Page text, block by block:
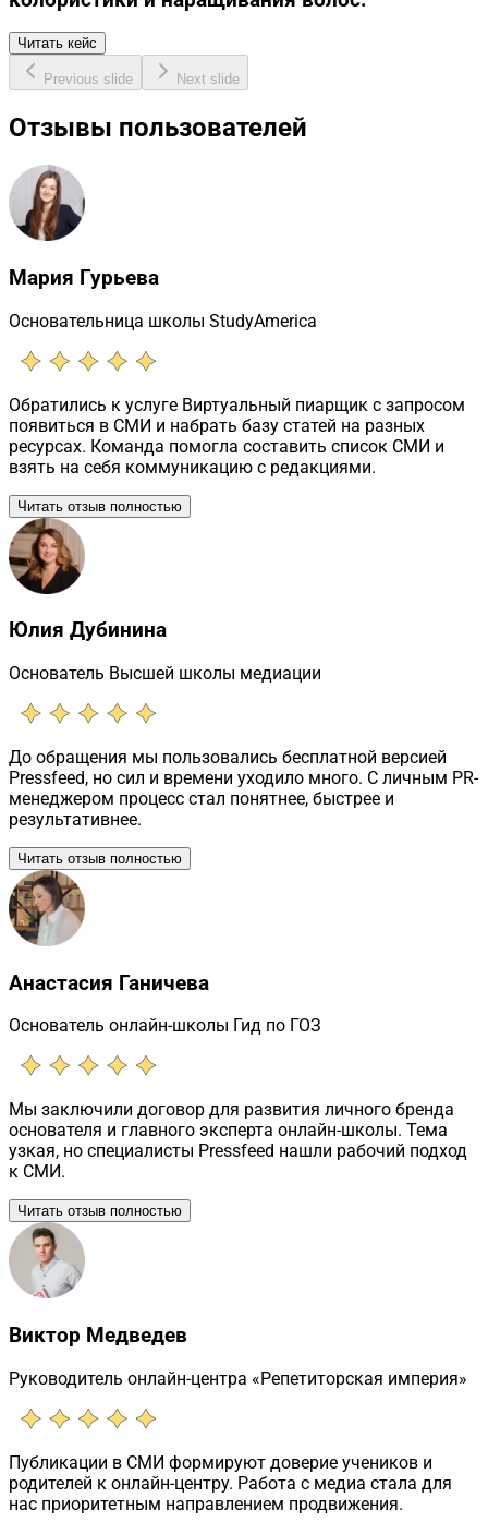
Читать кейс
Previous slide Next slide
Отзывы пользователей
Мария Гурьева
Основательница школы StudyAmerica
Обратились к услуге Виртуальный пиарщик с запросом
появиться в СМИ и набрать базу статей на разных
ресурсах. Команда помогла составить список СМИ и
взять на себя коммуникацию с редакциями.
Читать отзыв полностью
Юлия Дубинина
Основатель Высшей школы медиации
До обращения мы пользовались бесплатной версией
Pressfeed, но сил и времени уходило много. С личным PR-
менеджером процесс стал понятнее, быстрее и
результативнее.
Читать отзыв полностью
Анастасия Ганичева
Основатель онлайн-школы Гид по ГОЗ
Мы заключили договор для развития личного бренда
основателя и главного эксперта онлайн-школы. Тема
узкая, но специалисты Pressfeed нашли рабочий подход
к СМИ.
Читать отзыв полностью
Виктор Медведев
Руководитель онлайн-центра «Репетиторская империя»
Публикации в СМИ формируют доверие учеников и
родителей к онлайн-центру. Работа с медиа стала для
нас приоритетным направлением продвижения.